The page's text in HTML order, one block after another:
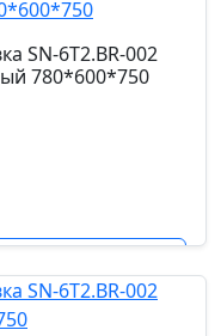
SN-6T2.BR-002
780*600*750